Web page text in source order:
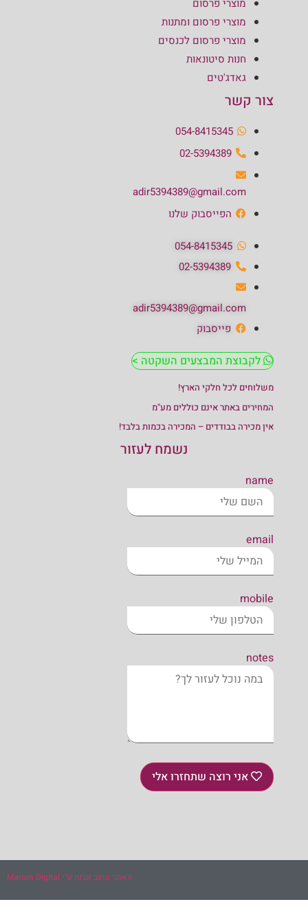
מוצרי פרסום
מוצרי פרסום ומתנות
מוצרי פרסום לכנסים
חנות סיטונאות
גאדג'טים
צור קשר
054-8415345
02-5394389
adir5394389@gmail.com
הפייסבוק שלנו
054-8415345
02-5394389
adir5394389@gmail.com
פייסבוק
לקבוצת המבצעים השקטה >
משלוחים לכל חלקי הארץ!
המחירים באתר אינם כוללים מע"מ
אין מכירה בבודדים – המכירה בכמות בלבד!
נשמח לעזור
name
email
mobile
notes
אני רוצה שתחזרו אלי
האתר עוצב ונבנה ע"י Marom Digital